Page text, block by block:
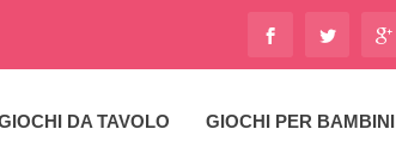
DA TAVOLO GIOCHI PER BAMBINI